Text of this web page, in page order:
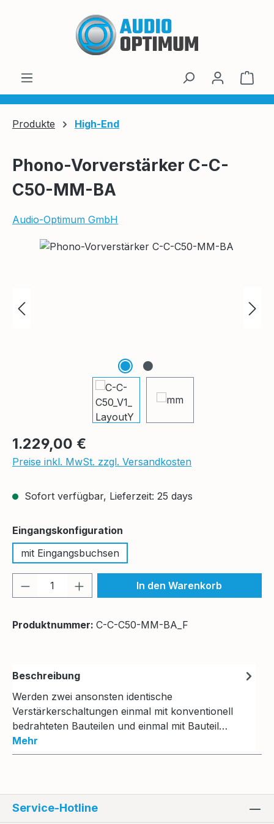
Zum Hauptinhalt springen
Produkte High-End
Phono-Vorverstärker C-C-
C50-MM-BA
Audio-Optimum GmbH
Bildergalerie überspringen
Regulärer Preis:
1.229,00 €
Preise inkl. MwSt. zzgl. Versandkosten
Sofort verfügbar, Lieferzeit: 25 days
Eingangskonfiguration
mit Eingangsbuchsen
Produkt Anzahl: Gib denIn den Warenkorb
Produktnummer: C-C-C50-MM-BA_F
Beschreibung
Werden zwei ansonsten identische
Verstärkerschaltungen einmal mit konventionell
bedrahteten Bauteilen und einmal mit Bauteil…
Mehr
Service-Hotline